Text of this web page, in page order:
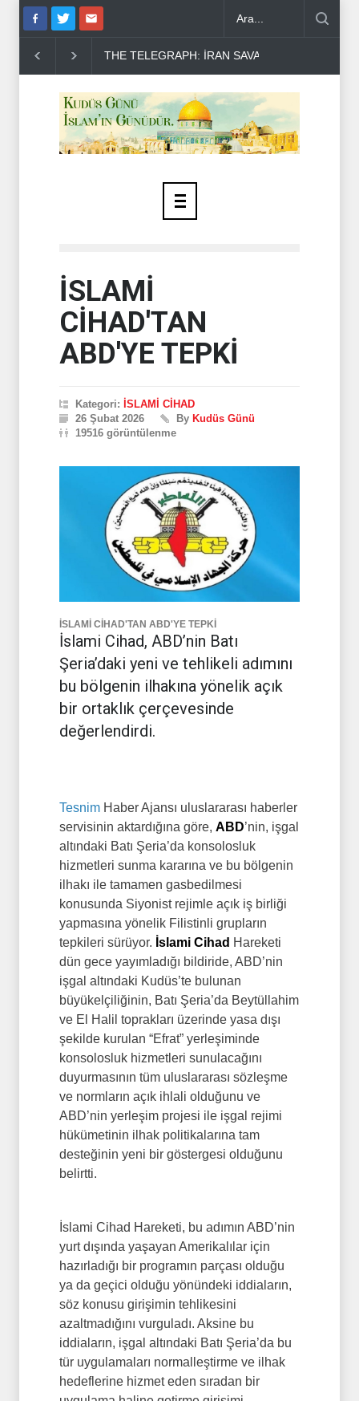
ZAFERLE ÇIKTI.. MOSSAD'DA İRAN DEPREMİ..
İSLAMİ
CİHAD'TAN
ABD'YE TEPKİ
Kategori: İSLAMİ CİHAD
26 Şubat 2026
By Kudüs Günü
19516 görüntülenme
İSLAMİ CİHAD'TAN ABD'YE TEPKİ
İslami Cihad, ABD’nin Batı
Şeria’daki yeni ve tehlikeli adımını
bu bölgenin ilhakına yönelik açık
bir ortaklık çerçevesinde
değerlendirdi.
Tesnim Haber Ajansı uluslararası haberler
servisinin aktardığına göre, ABD’nin, işgal
altındaki Batı Şeria’da konsolosluk
hizmetleri sunma kararına ve bu bölgenin
ilhakı ile tamamen gasbedilmesi
konusunda Siyonist rejimle açık iş birliği
yapmasına yönelik Filistinli grupların
tepkileri sürüyor. İslami Cihad Hareketi
dün gece yayımladığı bildiride, ABD’nin
işgal altındaki Kudüs’te bulunan
büyükelçiliğinin, Batı Şeria’da Beytüllahim
ve El Halil toprakları üzerinde yasa dışı
şekilde kurulan “Efrat” yerleşiminde
konsolosluk hizmetleri sunulacağını
duyurmasının tüm uluslararası sözleşme
ve normların açık ihlali olduğunu ve
ABD’nin yerleşim projesi ile işgal rejimi
hükümetinin ilhak politikalarına tam
desteğinin yeni bir göstergesi olduğunu
belirtti.
İslami Cihad Hareketi, bu adımın ABD’nin
yurt dışında yaşayan Amerikalılar için
hazırladığı bir programın parçası olduğu
ya da geçici olduğu yönündeki iddiaların,
söz konusu girişimin tehlikesini
azaltmadığını vurguladı. Aksine bu
iddiaların, işgal altındaki Batı Şeria’da bu
tür uygulamaları normalleştirme ve ilhak
hedeflerine hizmet eden sıradan bir